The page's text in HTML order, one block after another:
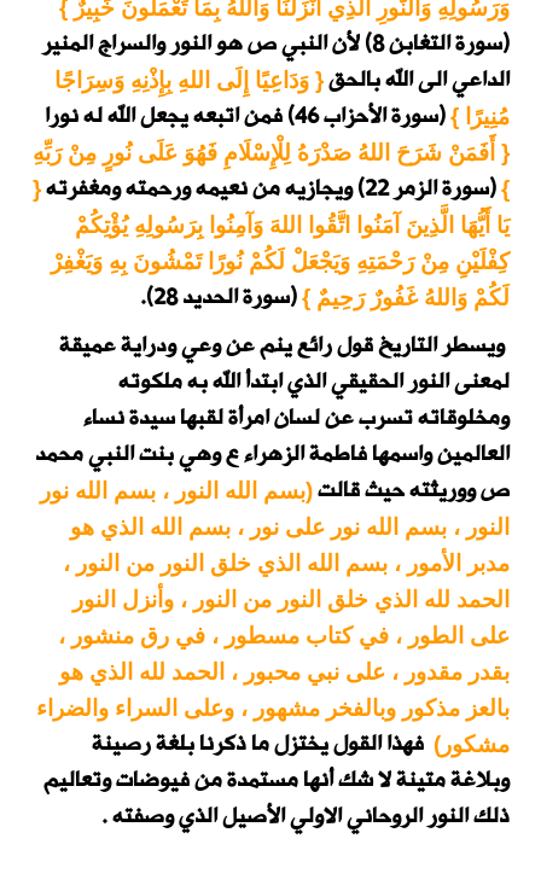
وَرَسُولِهِ وَالنُّورِ الَّذِي أَنْزَلْنَا وَاللهُ بِمَا تَعْمَلُونَ خَبِيرٌ }
(سورة التغابن 8)
لأن النبي ص هو النور والسراج المنير
الداعي الى الله بالحق{ وَدَاعِيًا إِلَى اللهِ بِإِذْنِهِ وَسِرَاجًا
مُنِيرًا }(سورة الأحزاب 46) فمن اتبعه يجعل الله له نورا
{ أَفَمَنْ شَرَحَ اللهُ صَدْرَهُ لِلْإِسْلَامِ فَهُوَ عَلَى نُورٍ مِنْ رَبِّهِ
}(سورة الزمر 22) ويجازيه من نعيمه ورحمته ومغفرته{
يَا أَيُّهَا الَّذِينَ آمَنُوا اتَّقُوا اللهَ وَآمِنُوا بِرَسُولِهِ يُؤْتِكُمْ
كِفْلَيْنِ مِنْ رَحْمَتِهِ وَيَجْعَلْ لَكُمْ نُورًا تَمْشُونَ بِهِ وَيَغْفِرْ
لَكُمْ وَاللهُ غَفُورٌ رَحِيمٌ }(سورة الحديد 28).
ويسطر التاريخ قول رائع ينم عن وعي ودراية عميقة
لمعنى النور الحقيقي الذي ابتدأ الله به ملكوته
ومخلوقاته تسرب عن لسان امرأة لقبها سيدة نساء
العالمين واسمها فاطمة الزهراء ع وهي بنت النبي محمد
ص ووريثته حيث قالت(بسم الله النور ، بسم الله نور
النور ، بسم الله نور على نور ، بسم الله الذي هو
مدبر الأمور ، بسم الله الذي خلق النور من النور ،
الحمد لله الذي خلق النور من النور ، وأنزل النور
على الطور ، في كتاب مسطور ، في رق منشور ،
بقدر مقدور ، على نبي محبور ، الحمد لله الذي هو
بالعز مذكور وبالفخر مشهور ، وعلى السراء والضراء
مشكور) فهذا القول يختزل ما ذكرنا بلغة رصينة
وبلاغة متينة لا شك أنها مستمدة من فيوضات وتعاليم
ذلك النور الروحاني الاولي الأصيل الذي وصفته .